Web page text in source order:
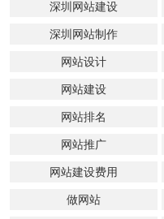
深圳网站建设
深圳网站制作
网站设计
网站建设
网站排名
网站推广
网站建设费用
做网站